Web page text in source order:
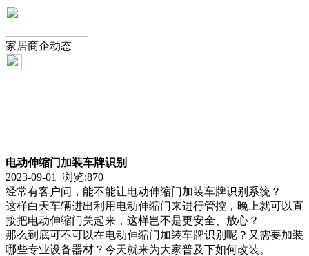
家居商企动态
电动伸缩门加装车牌识别
2023-09-01 浏览:870
经常有客户问，能不能让电动伸缩门加装车牌识别系统？
这样白天车辆进出利用电动伸缩门来进行管控，晚上就可以直
接把电动伸缩门关起来，这样岂不是更安全、放心？
那么到底可不可以在电动伸缩门加装车牌识别呢？又需要加装
哪些专业设备器材？今天就来为大家普及下如何改装。